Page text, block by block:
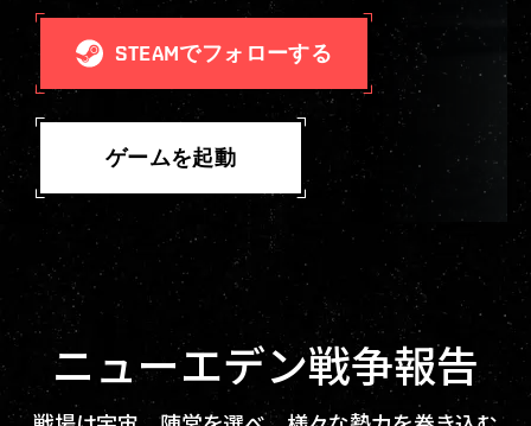
STEAMでフォローする
ゲームを起動
ニューエデン戦争報告